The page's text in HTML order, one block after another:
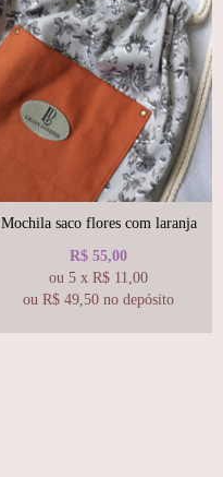
Mochila saco flores com laranja
R$ 55,00
ou 5 x R$ 11,00
ou R$ 49,50 no depósito